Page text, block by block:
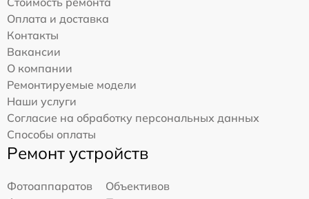
Оплата и доставка
Контакты
Вакансии
О компании
Ремонтируемые модели
Наши услуги
Согласие на обработку персональных данных
Способы оплаты
Ремонт устройств
Фотоаппаратов
Объективов